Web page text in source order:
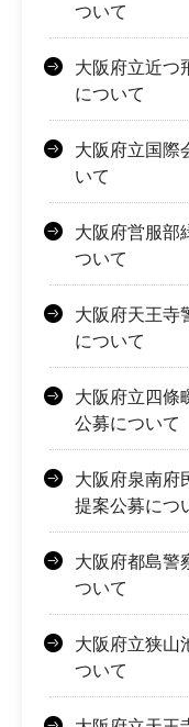
ついて
大阪府立近つ
について
大阪府立国際
いて
大阪府営服部
ついて
大阪府天王寺
について
大阪府立四條
公募について
大阪府泉南府
提案公募につ
大阪府都島警
ついて
大阪府立狭山
ついて